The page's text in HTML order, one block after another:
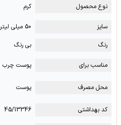
نوع محصول کرم
سایز
50 میلی لیتر
رنگ
بی رنگ
مناسب برای پوست چرب
محل مصرف پوست
کد بهداشتی 45/13346